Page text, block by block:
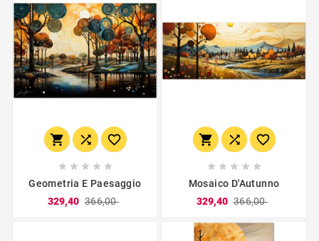
  
    
Geometria E Paesaggio
329,40 366,00
  
    
Mosaico D'Autunno
329,40 366,00